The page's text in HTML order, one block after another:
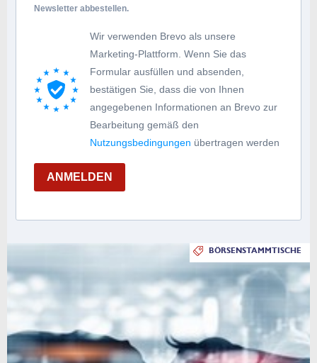
Newsletter abbestellen.
Wir verwenden Brevo als unsere
Marketing-Plattform. Wenn Sie das
Formular ausfüllen und absenden,
bestätigen Sie, dass die von Ihnen
angegebenen Informationen an Brevo zur
Bearbeitung gemäß den
Nutzungsbedingungen übertragen werden
ANMELDEN
BÖRSENSTAMMTISCHE